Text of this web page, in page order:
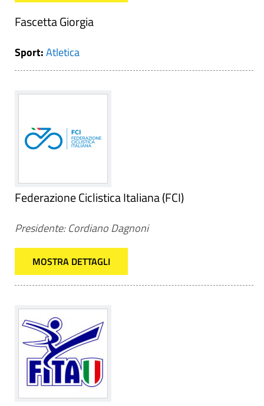
Fascetta Giorgia
Sport:Atletica
Federazione Ciclistica Italiana (FCI)
Presidente: Cordiano Dagnoni
MOSTRA DETTAGLI